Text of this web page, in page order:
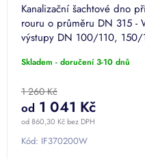
Kanalizační šachtové dno
rouru o průměru DN 315 -
výstupy DN 100/110,
Skladem - doručení 3-10 dnů
1 260 Kč
od 860,30 Kč bez DPH
od 1 041 Kč
Kód: IF370200W